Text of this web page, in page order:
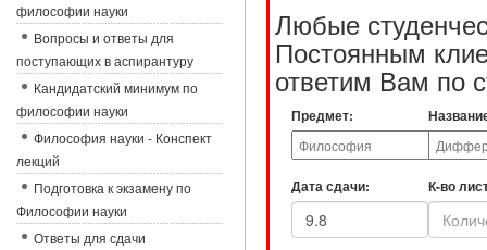
Любые
Постоянным
ответим Вам по
Предмет:
Дата сдачи: К-во
философии науки
Вопросы и ответы для
поступающих в аспирантуру
Кандидатский минимум по
философии науки
Философия науки - Конспект
лекций
Подготовка к экзамену по
Философии науки
Ответы для сдачи